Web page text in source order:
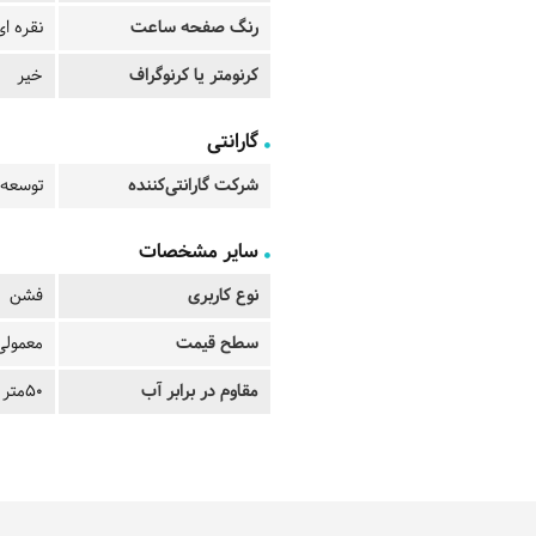
رنگ صفحه ساعت
نقره
کرنومتر یا کرنوگراف
خیر
گارانتی
شرکت گارانتی‌کننده
سایر مشخصات
نوع کاربری
فشن
سطح قیمت
مقاوم در برابر آب
50متر